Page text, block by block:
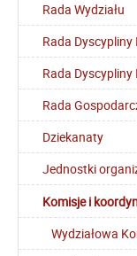
Rada Wydziału
Rada
Rada
Rada
Dziekanaty
Jednostki
Komisje i
Wydziałowa